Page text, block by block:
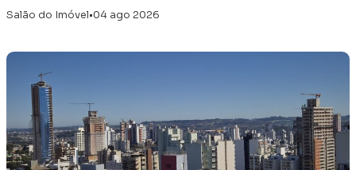
Salão do Imóvel•04 ago 2026